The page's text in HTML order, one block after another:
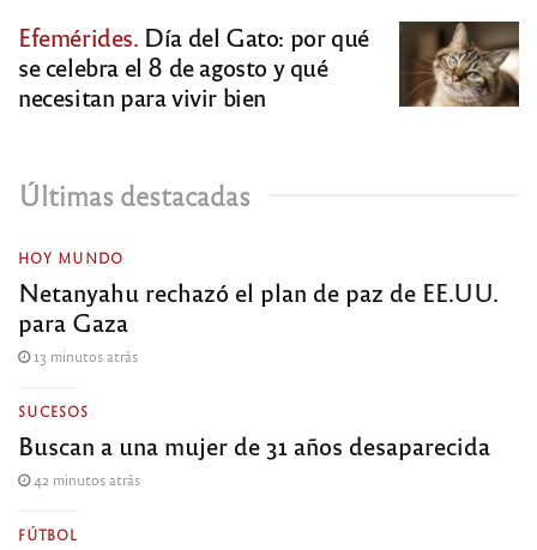
Efemérides. Día del Gato: por qué
se celebra el 8 de agosto y qué
necesitan para vivir bien
Últimas destacadas
HOY MUNDO
Netanyahu rechazó el plan de paz de EE.UU.
para Gaza
13 minutos atrás
SUCESOS
Buscan a una mujer de 31 años desaparecida
42 minutos atrás
FÚTBOL